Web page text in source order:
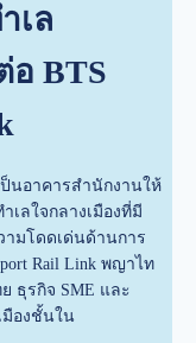
เล
อ BTS
ป็นอาคารสำนักงานให้
เลใจกลางเมืองที่มี
มโดดเด่นด้านการ
Rail Link พญาไท
ธุรกิจ SME และ
มืองชั้นใน